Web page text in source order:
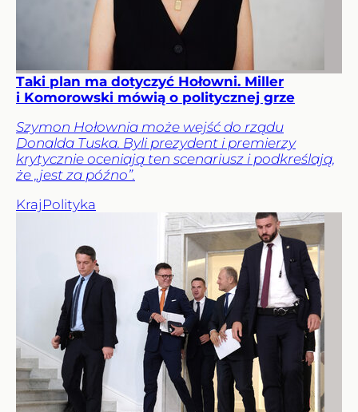
Taki plan ma dotyczyć Hołowni. Miller
i Komorowski mówią o politycznej grze
Szymon Hołownia może wejść do rządu
Donalda Tuska. Byli prezydent i premierzy
krytycznie oceniają ten scenariusz i podkreślają,
że „jest za późno”.
Kraj Polityka